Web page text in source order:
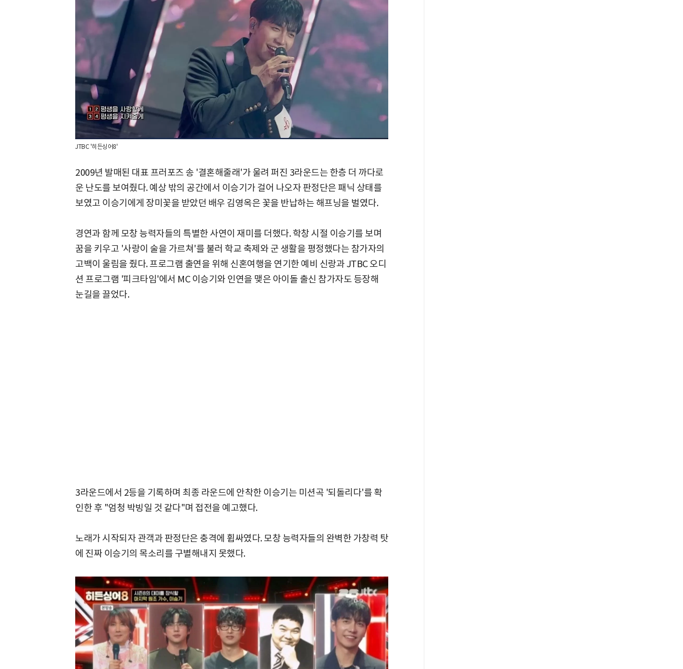
JTBC '히든싱어8'
2009년 발매된 대표 프러포즈 송 '결혼해줄래'가 울려 퍼진 3라운드는 한층 더 까다로
운 난도를 보여줬다. 예상 밖의 공간에서 이승기가 걸어 나오자 판정단은 패닉 상태를
보였고 이승기에게 장미꽃을 받았던 배우 김영옥은 꽃을 반납하는 해프닝을 벌였다.
경연과 함께 모창 능력자들의 특별한 사연이 재미를 더했다. 학창 시절 이승기를 보며
꿈을 키우고 '사랑이 술을 가르쳐'를 불러 학교 축제와 군 생활을 평정했다는 참가자의
고백이 울림을 줬다. 프로그램 출연을 위해 신혼여행을 연기한 예비 신랑과 JTBC 오디
션 프로그램 '피크타임'에서 MC 이승기와 인연을 맺은 아이돌 출신 참가자도 등장해
눈길을 끌었다.
3라운드에서 2등을 기록하며 최종 라운드에 안착한 이승기는 미션곡 '되돌리다'를 확
인한 후 "엄청 박빙일 것 같다"며 접전을 예고했다.
노래가 시작되자 관객과 판정단은 충격에 휩싸였다. 모창 능력자들의 완벽한 가창력 탓
에 진짜 이승기의 목소리를 구별해내지 못했다.